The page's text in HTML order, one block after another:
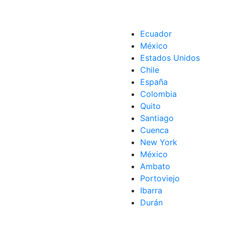
Ecuador
México
Estados Unidos
Chile
España
Colombia
Quito
Santiago
Cuenca
New York
México
Ambato
Portoviejo
Ibarra
Durán